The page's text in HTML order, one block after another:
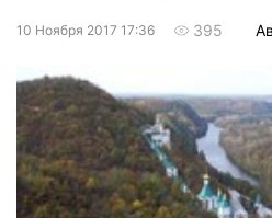
10 Ноября 2017 17:36 395